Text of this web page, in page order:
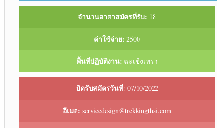
จำนวนอาสาสมัครที่รับ: 18
ค่าใช้จ่าย: 2500
พื้นที่ปฏิบัติงาน: ฉะเชิงเทรา
ปิดรับสมัครวันที่: 07/10/2022
อีเมล: servicedesign@trekkingthai.com